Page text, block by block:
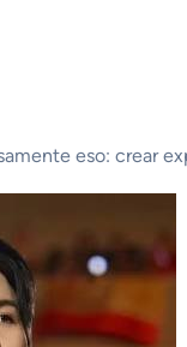
eso: crear